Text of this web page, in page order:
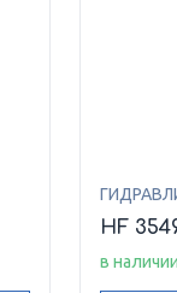
HF
в наличии